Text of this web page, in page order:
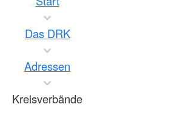
Das DRK
Adressen
Kreisverbände